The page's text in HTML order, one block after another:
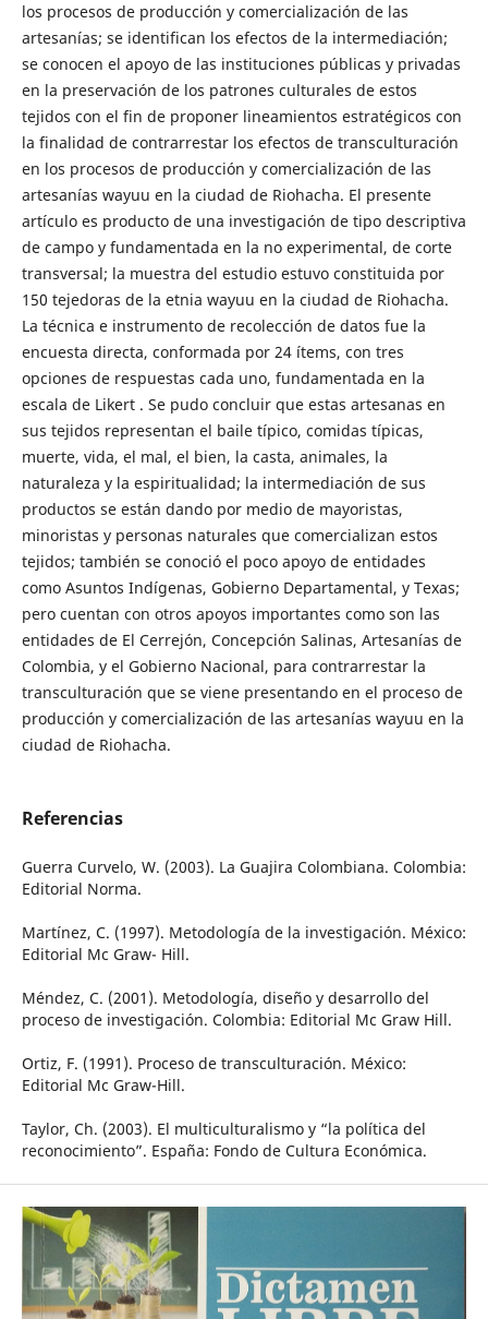
los procesos de producción y comercialización de las
artesanías; se identifican los efectos de la intermediación;
se conocen el apoyo de las instituciones públicas y privadas
en la preservación de los patrones culturales de estos
tejidos con el fin de proponer lineamientos estratégicos con
la finalidad de contrarrestar los efectos de transculturación
en los procesos de producción y comercialización de las
artesanías wayuu en la ciudad de Riohacha. El presente
artículo es producto de una investigación de tipo descriptiva
de campo y fundamentada en la no experimental, de corte
transversal; la muestra del estudio estuvo constituida por
150 tejedoras de la etnia wayuu en la ciudad de Riohacha.
La técnica e instrumento de recolección de datos fue la
encuesta directa, conformada por 24 ítems, con tres
opciones de respuestas cada uno, fundamentada en la
escala de Likert . Se pudo concluir que estas artesanas en
sus tejidos representan el baile típico, comidas típicas,
muerte, vida, el mal, el bien, la casta, animales, la
naturaleza y la espiritualidad; la intermediación de sus
productos se están dando por medio de mayoristas,
minoristas y personas naturales que comercializan estos
tejidos; también se conoció el poco apoyo de entidades
como Asuntos Indígenas, Gobierno Departamental, y Texas;
pero cuentan con otros apoyos importantes como son las
entidades de El Cerrejón, Concepción Salinas, Artesanías de
Colombia, y el Gobierno Nacional, para contrarrestar la
transculturación que se viene presentando en el proceso de
producción y comercialización de las artesanías wayuu en la
ciudad de Riohacha.
Referencias
Guerra Curvelo, W. (2003). La Guajira Colombiana. Colombia:
Editorial Norma.
Martínez, C. (1997). Metodología de la investigación. México:
Editorial Mc Graw- Hill.
Méndez, C. (2001). Metodología, diseño y desarrollo del
proceso de investigación. Colombia: Editorial Mc Graw Hill.
Ortiz, F. (1991). Proceso de transculturación. México:
Editorial Mc Graw-Hill.
Taylor, Ch. (2003). El multiculturalismo y “la política del
reconocimiento”. España: Fondo de Cultura Económica.